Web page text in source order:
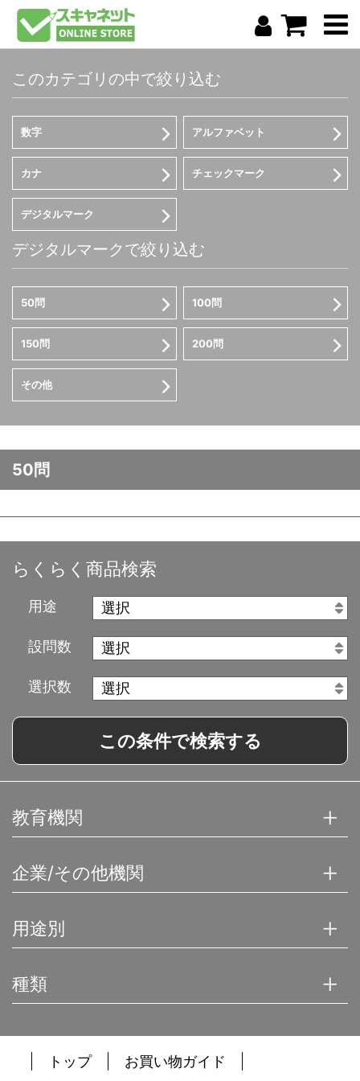
このカテゴリの中で絞り込む
数字 アルファベット
カナ チェックマーク
デジタルマーク
デジタルマークで絞り込む
50問 100問
150問 200問
その他
50問
らくらく商品検索
用途
設問数
選択数
この条件で検索する
教育機関
企業/その他機関
用途別
種類
トップ お買い物ガイド